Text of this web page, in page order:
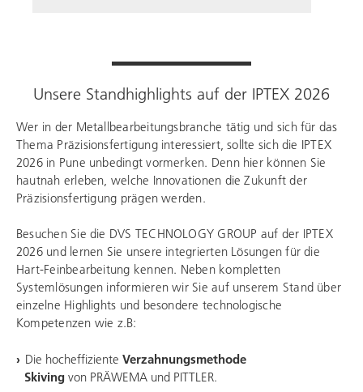
Unsere Standhighlights auf der IPTEX 2026
Wer in der Metallbearbeitungsbranche tätig und sich für das
Thema Präzisionsfertigung interessiert, sollte sich die IPTEX
2026 in Pune unbedingt vormerken. Denn hier können Sie
hautnah erleben, welche Innovationen die Zukunft der
Präzisionsfertigung prägen werden.
Besuchen Sie die DVS TECHNOLOGY GROUP auf der IPTEX
2026 und lernen Sie unsere integrierten Lösungen für die
Hart-Feinbearbeitung kennen. Neben kompletten
Systemlösungen informieren wir Sie auf unserem Stand über
einzelne Highlights und besondere technologische
Kompetenzen wie z.B:
Die hocheffiziente Verzahnungsmethode
Skiving von PRÄWEMA und PITTLER.